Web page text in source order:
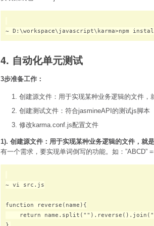
4. 自动化单元测试
3步准备工作：
1. 创建源文件：用于实现某种业务逻辑的文件，
2. 创建测试文件：符合jasmineAPI的测试js脚本
3. 修改karma.conf.js配置文件
1). 创建源文件：用于实现某种业务逻辑的文件，就
有一个需求，要实现单词倒写的功能。如：”ABCD”
~ vi src.js
function reverse(name){
return